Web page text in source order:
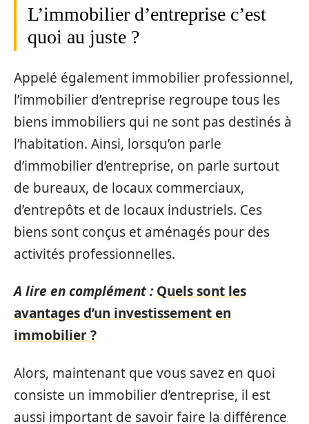
L’immobilier d’entreprise c’est
quoi au juste ?
Appelé également immobilier professionnel,
l’immobilier d’entreprise regroupe tous les
biens immobiliers qui ne sont pas destinés à
l’habitation. Ainsi, lorsqu’on parle
d’immobilier d’entreprise, on parle surtout
de bureaux, de locaux commerciaux,
d’entrepôts et de locaux industriels. Ces
biens sont conçus et aménagés pour des
activités professionnelles.
A lire en complément : Quels sont les
avantages d’un investissement en
immobilier ?
Alors, maintenant que vous savez en quoi
consiste un immobilier d’entreprise, il est
aussi important de savoir faire la différence